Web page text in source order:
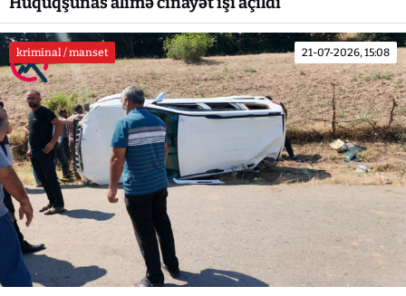
kriminal / manset 21-07-2026, 15:08